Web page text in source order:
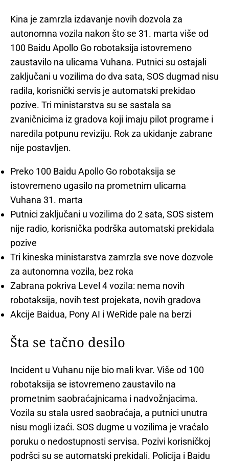
Kina je zamrzla izdavanje novih dozvola za
autonomna vozila nakon što se 31. marta više od
100 Baidu Apollo Go robotaksija istovremeno
zaustavilo na ulicama Vuhana. Putnici su ostajali
zaključani u vozilima do dva sata, SOS dugmad nisu
radila, korisnički servis je automatski prekidao
pozive. Tri ministarstva su se sastala sa
zvaničnicima iz gradova koji imaju pilot programe i
naredila potpunu reviziju. Rok za ukidanje zabrane
nije postavljen.
Preko 100 Baidu Apollo Go robotaksija se
istovremeno ugasilo na prometnim ulicama
Vuhana 31. marta
Putnici zaključani u vozilima do 2 sata, SOS sistem
nije radio, korisnička podrška automatski prekidala
pozive
Tri kineska ministarstva zamrzla sve nove dozvole
za autonomna vozila, bez roka
Zabrana pokriva Level 4 vozila: nema novih
robotaksija, novih test projekata, novih gradova
Akcije Baidua, Pony AI i WeRide pale na berzi
Šta se tačno desilo
Incident u Vuhanu nije bio mali kvar. Više od 100
robotaksija se istovremeno zaustavilo na
prometnim saobraćajnicama i nadvožnjacima.
Vozila su stala usred saobraćaja, a putnici unutra
nisu mogli izaći. SOS dugme u vozilima je vraćalo
poruku o nedostupnosti servisa. Pozivi korisničkoj
podršci su se automatski prekidali. Policija i Baidu